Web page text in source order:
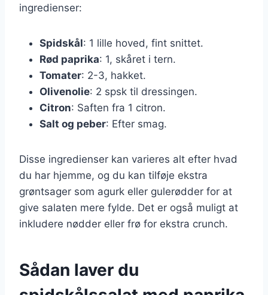
ingredienser:
Spidskål: 1 lille hoved, fint snittet.
Rød paprika: 1, skåret i tern.
Tomater: 2-3, hakket.
Olivenolie: 2 spsk til dressingen.
Citron: Saften fra 1 citron.
Salt og peber: Efter smag.
Disse ingredienser kan varieres alt efter hvad
du har hjemme, og du kan tilføje ekstra
grøntsager som agurk eller gulerødder for at
give salaten mere fylde. Det er også muligt at
inkludere nødder eller frø for ekstra crunch.
Sådan laver du